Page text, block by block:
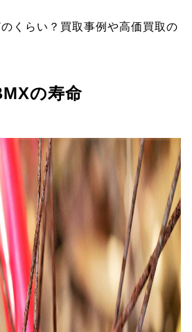
くらい？買取事例や高価買取の
の寿命